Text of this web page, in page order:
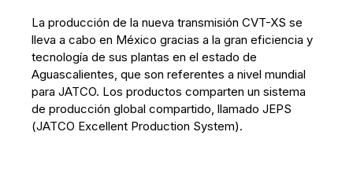
La producción de la nueva transmisión CVT-XS se
lleva a cabo en México gracias a la gran eficiencia y
tecnología de sus plantas en el estado de
Aguascalientes, que son referentes a nivel mundial
para JATCO. Los productos comparten un sistema
de producción global compartido, llamado JEPS
(JATCO Excellent Production System).